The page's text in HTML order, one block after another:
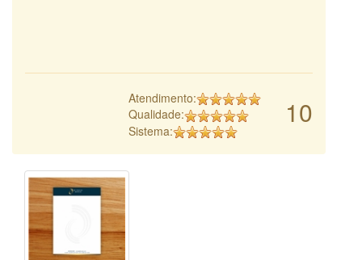
10
Atendimento:
Qualidade:
Sistema: